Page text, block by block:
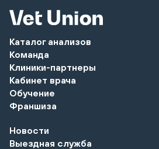
Каталог анализов
Команда
Клиники-партнеры
Кабинет врача
Обучение
Франшиза
Новости
Выездная служба